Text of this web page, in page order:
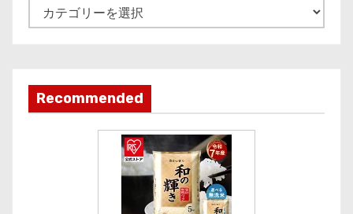
事
ゴ
リ
Recommended